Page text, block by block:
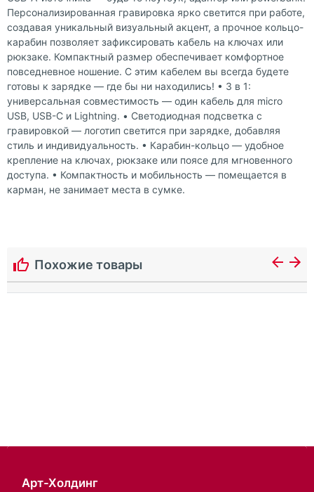
Персонализированная гравировка ярко светится при работе,
создавая уникальный визуальный акцент, а прочное кольцо-
карабин позволяет зафиксировать кабель на ключах или
рюкзаке. Компактный размер обеспечивает комфортное
повседневное ношение. С этим кабелем вы всегда будете
готовы к зарядке — где бы ни находились! • 3 в 1:
универсальная совместимость — один кабель для micro
USB, USB-C и Lightning. • Светодиодная подсветка с
гравировкой — логотип светится при зарядке, добавляя
стиль и индивидуальность. • Карабин-кольцо — удобное
крепление на ключах, рюкзаке или поясе для мгновенного
доступа. • Компактность и мобильность — помещается в
карман, не занимает места в сумке.
Похожие товары
Арт-Холдинг